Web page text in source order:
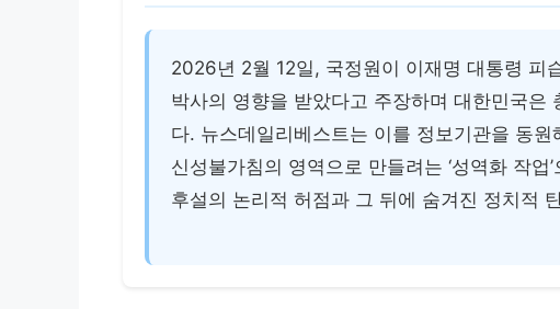
2026년 2월 12일, 국정원이 이재명 대통령 피
박사의 영향을 받았다고 주장하며 대한민국은
다. 뉴스데일리베스트는 이를 정보기관을 동
신성불가침의 영역으로 만들려는 ‘성역화 작
후설의 논리적 허점과 그 뒤에 숨겨진 정치적